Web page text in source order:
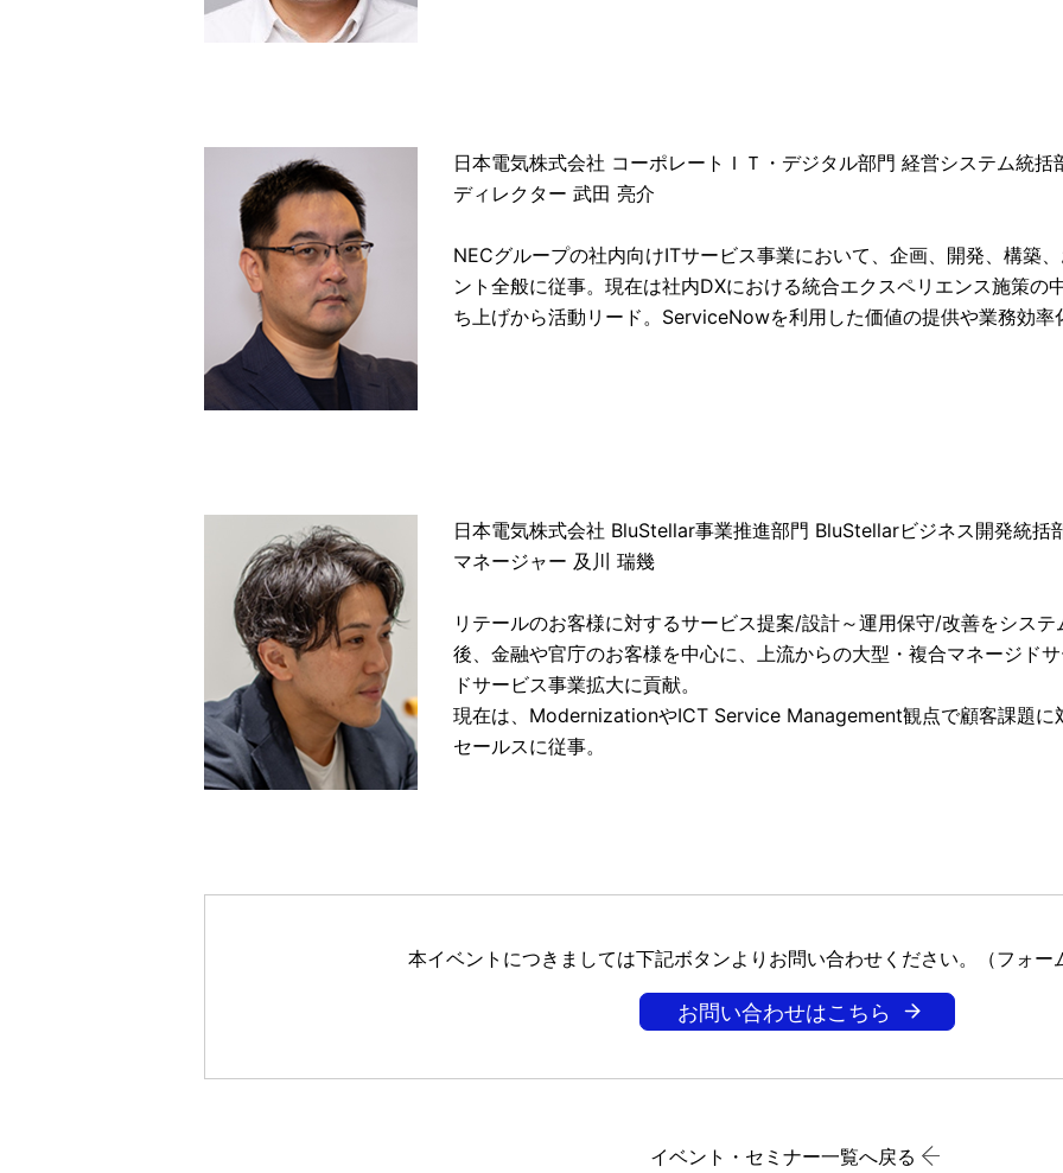
日本電気株式会社 コーポレートＩＴ・デジタル部門 経営システム統括
ディレクター 武田 亮介
NECグループの社内向けITサービス事業において、企画、開発、構築
ント全般に従事。現在は社内DXにおける統合エクスペリエンス施策
ち上げから活動リード。ServiceNowを利用した価値の提供や業務効率
日本電気株式会社 BluStellar事業推進部門 BluStellarビジネス開発統括
マネージャー 及川 瑞幾
リテールのお客様に対するサービス提案/設計～運用保守/改善をシス
後、金融や官庁のお客様を中心に、上流からの大型・複合マネージド
ドサービス事業拡大に貢献。
現在は、ModernizationやICT Service Management観点で顧客課題に
セールスに従事。
本イベントにつきましては下記ボタンよりお問い合わせください。（フォー
お問い合わせはこちら
イベント・セミナー一覧へ戻る